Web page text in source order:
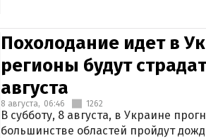
Похолодание идет в
регионы будут
августа
8 августа, 06:46 1262
В субботу, 8 августа, в Украине
большинстве областей пройдут